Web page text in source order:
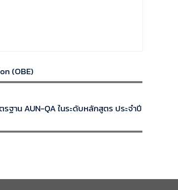
(OBE)
ฐาน AUN-QA ในระดับหลักสูตร ประจำปี